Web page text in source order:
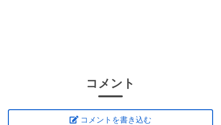
コメント
コメントを書き込む